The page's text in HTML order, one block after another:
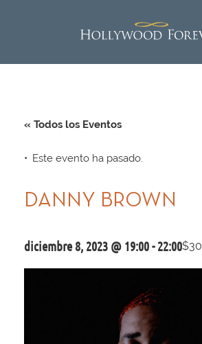
« Todos los Eventos
Este evento ha pasado.
DANNY BROWN
diciembre 8, 2023 @ 19:00-22:00$30